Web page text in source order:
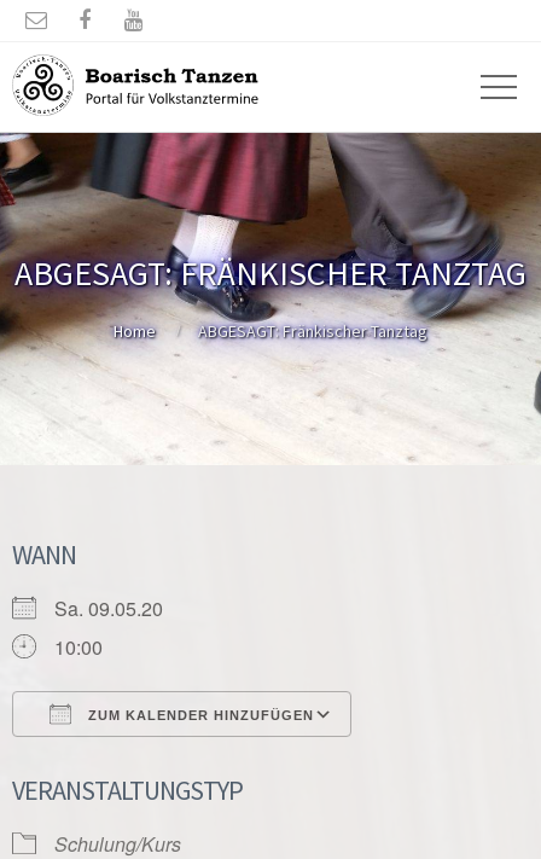
  
ABGESAGT: FRÄNKISCHER TANZTAG
Home ABGESAGT: Fränkischer Tanztag
WANN
Sa. 09.05.20
10:00
ZUM KALENDER HINZUFÜGEN
VERANSTALTUNGSTYP
Schulung/Kurs